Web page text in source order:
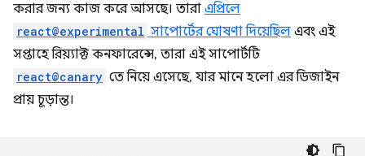
করার জন্য কাজ করে আসছে। তারা এপ্রিলে
react@experimental সাপোর্টের ঘোষণা দিয়েছিল এবং এই
সপ্তাহে রিয়্যাক্ট কনফারেন্সে, তারা এই সাপোর্টটি
react@canary তে নিয়ে এসেছে, যার মানে হলো এর ডিজাইন
প্রায় চূড়ান্ত।